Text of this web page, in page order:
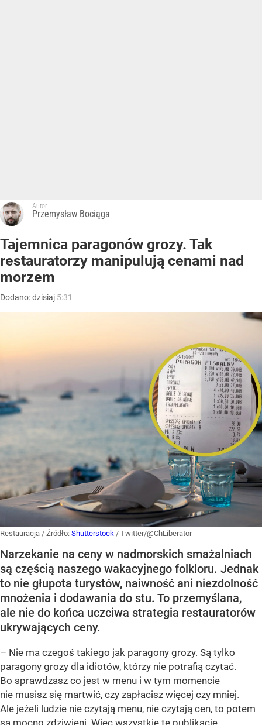
Autor:
Przemysław Bociąga
Tajemnica paragonów grozy. Tak
restauratorzy manipulują cenami nad
morzem
Dodano:dzisiaj 5:31
Restauracja / Źródło: Shutterstock / Twitter/@ChLiberator
Narzekanie na ceny w nadmorskich smażalniach
są częścią naszego wakacyjnego folkloru. Jednak
to nie głupota turystów, naiwność ani niezdolność
mnożenia i dodawania do stu. To przemyślana,
ale nie do końca uczciwa strategia restauratorów
ukrywających ceny.
– Nie ma czegoś takiego jak paragony grozy. Są tylko
paragony grozy dla idiotów, którzy nie potrafią czytać.
Bo sprawdzasz co jest w menu i w tym momencie
nie musisz się martwić, czy zapłacisz więcej czy mniej.
Ale jeżeli ludzie nie czytają menu, nie czytają cen, to potem